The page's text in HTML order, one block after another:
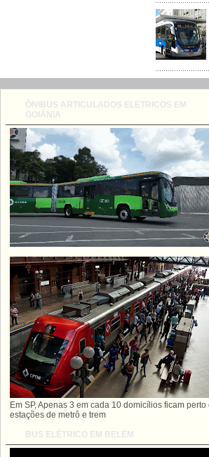
ÔNIBUS ARTICULADOS ELÉTRICOS EM
GOIÂNIA
Em SP, Apenas 3 em cada 10 domicílios ficam perto
estações de metrô e trem
BUS ELÉTRICO EM BELÉM